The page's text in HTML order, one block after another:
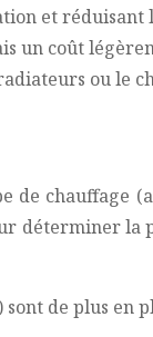
et réduisant
un coût
ou le
chauffage
déterminer la
de plus en